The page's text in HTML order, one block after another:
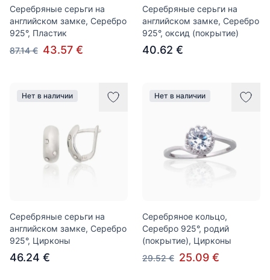
Серебряные серьги на
английском замке, Серебро
925°, Пластик
87.14 € 43.57 €
Серебряные серьги на
английском замке, Серебро
925°, оксид (покрытие)
40.62 €
Нет в наличии
Серебряные серьги на
английском замке, Серебро
925°, Цирконы
46.24 €
Нет в наличии
Серебряное кольцо,
Серебро 925°, родий
(покрытие), Цирконы
29.52 € 25.09 €